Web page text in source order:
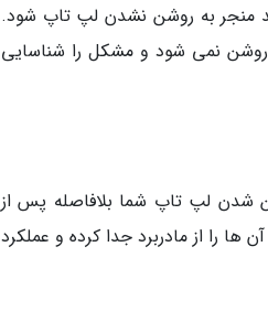
منجر به روشن نشدن لپ تاپ شود.
روشن نمی شود و مشکل را شناسایی
شدن لپ تاپ شما بلافاصله پس از
ها را از مادربرد جدا کرده و عملکرد